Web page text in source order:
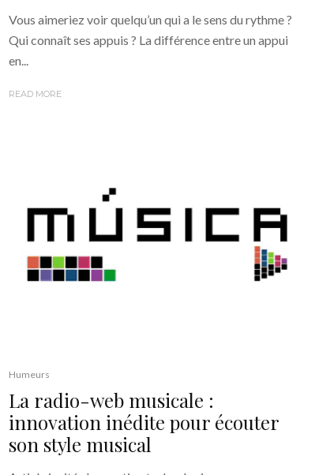
Vous aimeriez voir quelqu’un qui a le sens du rythme ?
Qui connaît ses appuis ? La différence entre un appui
en...
READ MORE
Humeurs
La radio-web musicale :
innovation inédite pour écouter
son style musical